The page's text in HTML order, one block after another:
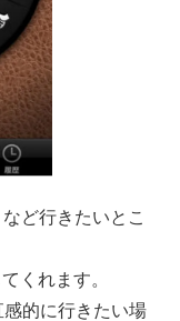
ど行きたいとこ
くれます。
的に行きたい場